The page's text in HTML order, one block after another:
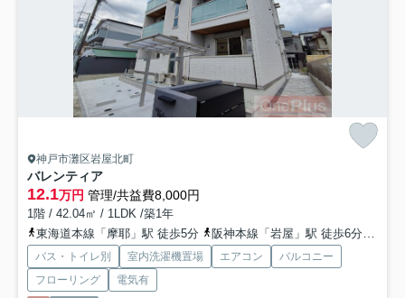
神戸市灘区岩屋北町
バレンティア
12.1万円 管理/共益費8,000円
1階 / 42.04㎡ / 1LDK /築1年
東海道本線「摩耶」駅 徒歩5分
阪神本線「岩屋」駅 徒歩6分
バス・トイレ別 室内洗濯機置場 エアコン
バルコニー
フローリング
電気有